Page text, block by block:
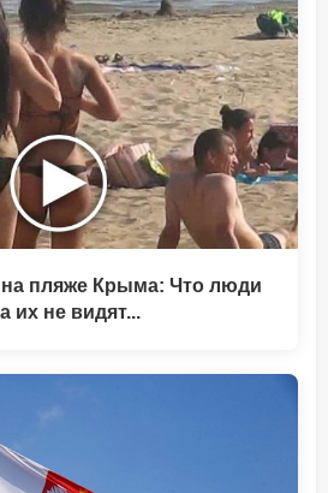
пляже Крыма: Что люди
их не видят...